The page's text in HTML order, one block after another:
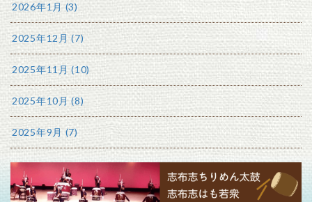
2026年1月 (3)
2025年12月 (7)
2025年11月 (10)
2025年10月 (8)
2025年9月 (7)